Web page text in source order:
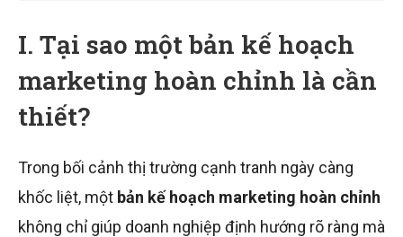
I. Tại sao một bản kế hoạch
marketing hoàn chỉnh là cần
thiết?
Trong bối cảnh thị trường cạnh tranh ngày càng
khốc liệt, một bản kế hoạch marketing hoàn chỉnh
không chỉ giúp doanh nghiệp định hướng rõ ràng mà